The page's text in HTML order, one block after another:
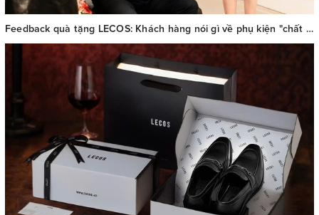
Feedback quà tặng LECOS: Khách hàng nói gì về phụ kiện "chất Pháp thượng lưu"?